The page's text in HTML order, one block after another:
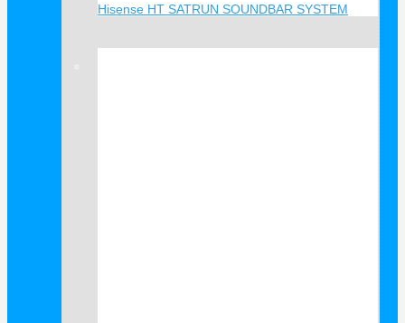
Hisense HT SATRUN SOUNDBAR SYSTEM